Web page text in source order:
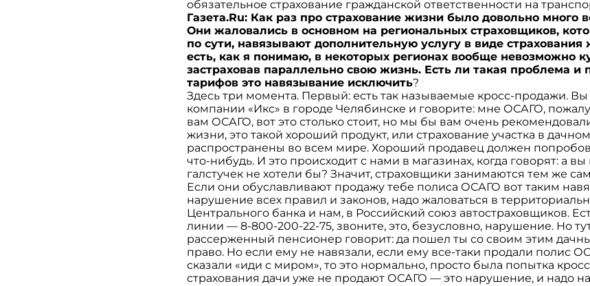
обязательное страхование гражданской ответственности на
Газета.Ru: Как раз про страхование жизни было довольно много
Они жаловались в основном на региональных страховщиков,
по сути, навязывают дополнительную услугу в виде
есть, как я понимаю, в некоторых регионах вообще невозможно
застраховав параллельно свою жизнь. Есть ли такая проблема и
тарифов это навязывание исключить?
Здесь три момента. Первый: есть так называемые кросс-продажи.
компании «Икс» в городе Челябинске и говорите: мне ОСАГО,
вам ОСАГО, вот это столько стоит, но мы бы вам очень
жизни, это такой хороший продукт, или страхование участка в
распространены во всем мире. Хороший продавец должен
что-нибудь. И это происходит с нами в магазинах, когда говорят: а
галстучек не хотели бы? Значит, страховщики занимаются тем же
Если они обуславливают продажу тебе полиса ОСАГО вот таким
нарушение всех правил и законов, надо жаловаться в
Центрального банка и нам, в Российский союз автостраховщиков.
линии — 8-800-200-22-75, звоните, это, безусловно, нарушение. Но
рассерженный пенсионер говорит: да пошел ты со своим этим
право. Но если ему не навязали, если ему все-таки продали полис
сказали «иди с миром», то это нормально, просто была попытка
страхования дачи уже не продают ОСАГО — это нарушение, и надо